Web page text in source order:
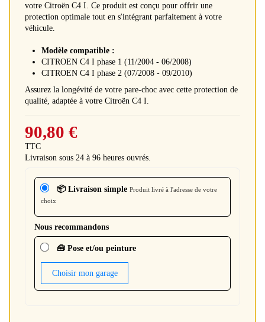
votre Citroën C4 I. Ce produit est conçu pour offrir une
protection optimale tout en s'intégrant parfaitement à votre
véhicule.
Modèle compatible :
CITROEN C4 I phase 1 (11/2004 - 06/2008)
CITROEN C4 I phase 2 (07/2008 - 09/2010)
Assurez la longévité de votre pare-choc avec cette protection de
qualité, adaptée à votre Citroën C4 I.
90,80 €
TTC
Livraison sous 24 à 96 heures ouvrés.
📦 Livraison simple Produit livré à l'adresse de votre
choix
Nous recommandons
🧰 Pose et/ou peinture
Choisir mon garage